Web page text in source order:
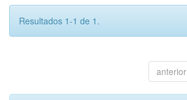
Resultados 1-1 de 1.
anterior